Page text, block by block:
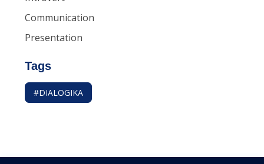
Communication
Presentation
Tags
#DIALOGIKA